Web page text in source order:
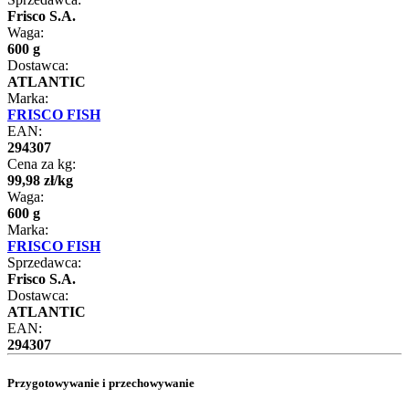
Frisco S.A.
Waga:
600 g
Dostawca:
ATLANTIC
Marka:
FRISCO FISH
EAN:
294307
Cena za kg:
99,98 zł/kg
Waga:
600 g
Marka:
FRISCO FISH
Sprzedawca:
Frisco S.A.
Dostawca:
ATLANTIC
EAN:
294307
Przygotowywanie i przechowywanie